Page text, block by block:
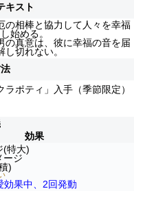
キスト
の相棒と協力して人々を幸福
始める。
の真意は、彼に幸福の音を届
し切れない。
ポティ」入手（季節限定）
効果
(特大)
ージ
)
効果中、2回発動